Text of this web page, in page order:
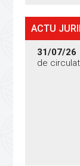
ACTU
31/07/26
de